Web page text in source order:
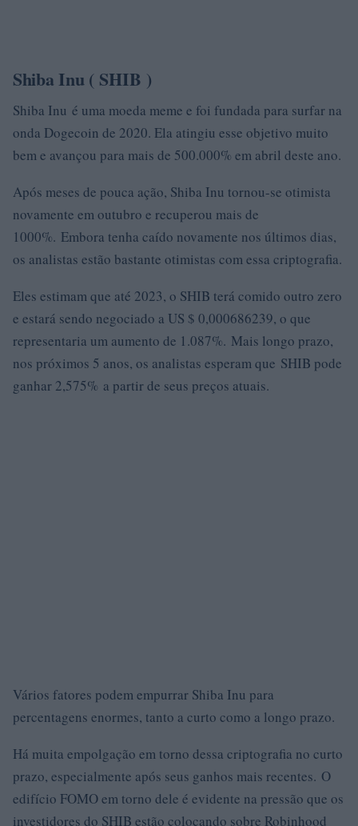
Shiba Inu ( SHIB )
Shiba Inu é uma moeda meme e foi fundada para surfar na
onda Dogecoin de 2020. Ela atingiu esse objetivo muito
bem e avançou para mais de 500.000% em abril deste ano.
Após meses de pouca ação, Shiba Inu tornou-se otimista
novamente em outubro e recuperou mais de
1000%. Embora tenha caído novamente nos últimos dias,
os analistas estão bastante otimistas com essa criptografia.
Eles estimam que até 2023, o SHIB terá comido outro zero
e estará sendo negociado a US $ 0,000686239, o que
representaria um aumento de 1.087%. Mais longo prazo,
nos próximos 5 anos, os analistas esperam que SHIB pode
ganhar 2,575% a partir de seus preços atuais.
Vários fatores podem empurrar Shiba Inu para
percentagens enormes, tanto a curto como a longo prazo.
Há muita empolgação em torno dessa criptografia no curto
prazo, especialmente após seus ganhos mais recentes. O
edifício FOMO em torno dele é evidente na pressão que os
investidores do SHIB estão colocando sobre Robinhood